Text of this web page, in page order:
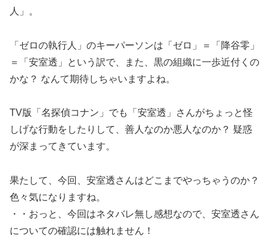
人」。
「ゼロの執行人」のキーパーソンは「ゼロ」＝「降谷零」
＝「安室透」という訳で、また、黒の組織に一歩近付くの
かな？ なんて期待しちゃいますよね。
TV版「名探偵コナン」でも「安室透」さんがちょっと怪
しげな行動をしたりして、善人なのか悪人なのか？ 疑惑
が深まってきています。
果たして、今回、安室透さんはどこまでやっちゃうのか？
色々気になりますね。
・・おっと、今回はネタバレ無し感想なので、安室透さん
についての確認には触れません！